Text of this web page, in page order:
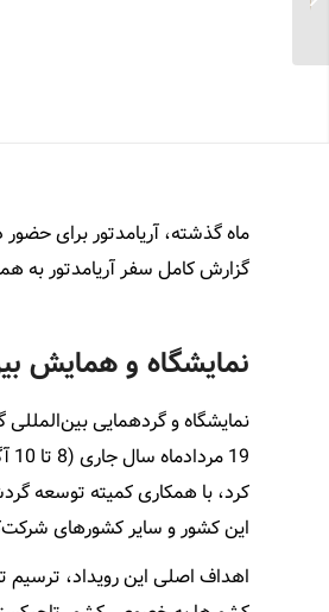
ماه گذشته، آریامدتور برای
گزارش کامل سفر آریامدتور به
نمایشگاه و همایش
کرد، با همکاری کمیته توسعه
این کشور و سایر کشورهای
اهداف اصلی این رویداد،